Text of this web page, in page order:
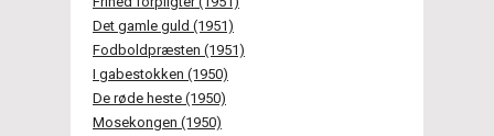
Det gamle guld (1951)
Fodboldpræsten (1951)
I gabestokken (1950)
De røde heste (1950)
Mosekongen (1950)